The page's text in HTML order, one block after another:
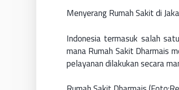
Menyerang Rumah Sakit di
Indonesia termasuk salah
mana Rumah Sakit Dharmais
pelayanan dilakukan secara